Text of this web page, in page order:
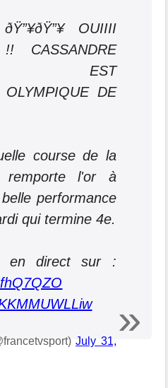
OUIIII
!! CASSANDRE
EST
OLYMPIQUE DE
course de la
remporte l'or à
performance
qui termine 4e.
en direct sur :
July 31,